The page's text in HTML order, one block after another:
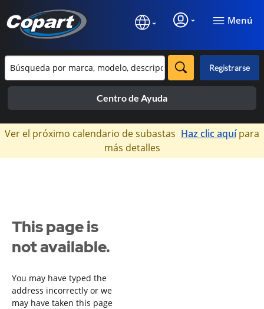
Menú
Registrarse
Centro de Ayuda
×
Ver el próximo calendario de subastas Haz clic aquípara
más detalles
This page is
not available.
You may have typed the
address incorrectly or we
may have taken this page